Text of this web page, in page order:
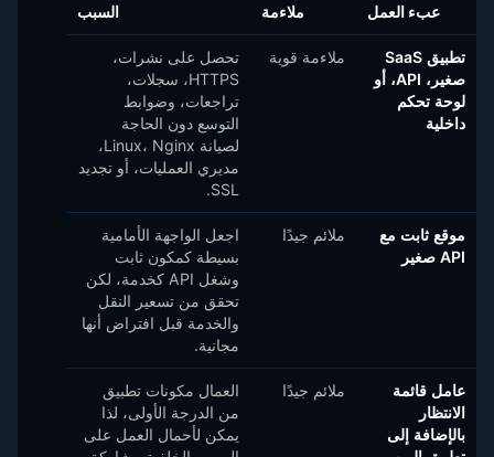
عبء العمل ملاءمة السبب
تطبيق SaaS
صغير، API، أو
لوحة تحكم
داخلية
ملاءمة قوية
تحصل على نشرات،
HTTPS، سجلات،
تراجعات، وضوابط
التوسع دون الحاجة
لصيانة Linux، Nginx،
مديري العمليات، أو تجديد
SSL.
موقع ثابت مع
API صغير
ملائم جيدًا
اجعل الواجهة الأمامية
بسيطة كمكون ثابت
وشغل API كخدمة، لكن
تحقق من تسعير النقل
والخدمة قبل افتراض أنها
مجانية.
عامل قائمة
الانتظار
بالإضافة إلى
ملائم جيدًا
العمال مكونات تطبيق
من الدرجة الأولى، لذا
يمكن لأحمال العمل على